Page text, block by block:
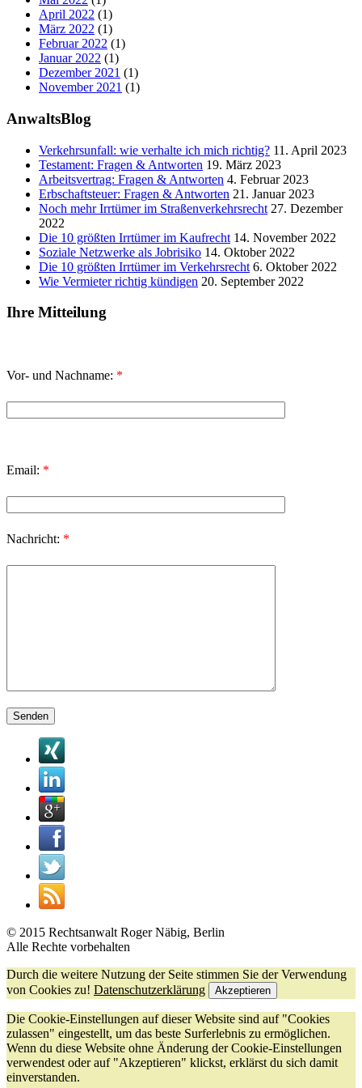
April 2022 (1)
März 2022 (1)
Februar 2022 (1)
Januar 2022 (1)
Dezember 2021 (1)
November 2021 (1)
AnwaltsBlog
Verkehrsunfall: wie verhalte ich mich richtig? 11. April 2023
Testament: Fragen & Antworten 19. März 2023
Arbeitsvertrag: Fragen & Antworten 4. Februar 2023
Erbschaftsteuer: Fragen & Antworten 21. Januar 2023
Noch mehr Irrtümer im Straßenverkehrsrecht 27. Dezember
2022
Die 10 größten Irrtümer im Kaufrecht 14. November 2022
Soziale Netzwerke als Jobrisiko 14. Oktober 2022
Die 10 größten Irrtümer im Verkehrsrecht 6. Oktober 2022
Wie Vermieter richtig kündigen 20. September 2022
Ihre Mitteilung
Vor- und Nachname: *
Email: *
Nachricht: *
Bitte lasse dieses Feld leer.
© 2015 Rechtsanwalt Roger Näbig, Berlin
Alle Rechte vorbehalten
Durch die weitere Nutzung der Seite stimmen Sie der Verwendung
von Cookies zu! Datenschutzerklärung Akzeptieren
Die Cookie-Einstellungen auf dieser Website sind auf "Cookies
zulassen" eingestellt, um das beste Surferlebnis zu ermöglichen.
Wenn du diese Website ohne Änderung der Cookie-Einstellungen
verwendest oder auf "Akzeptieren" klickst, erklärst du sich damit
einverstanden.